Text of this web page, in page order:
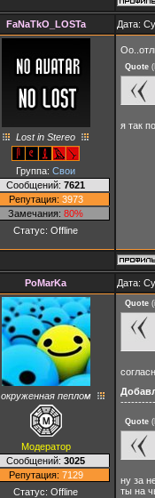
FaNaTkO_LOSTa Дата:
Lost in Stereo
Группа: Свои
Сообщений: 7621
Репутация: 3973
Замечания: 80%
Статус: Offline
Quote (
я так
PoMarKa Дата:
окруженная пеплом
Модератор
Сообщений: 3025
Репутация: 7129
Статус: Offline
Quote (
Quote (
ну за
ты на